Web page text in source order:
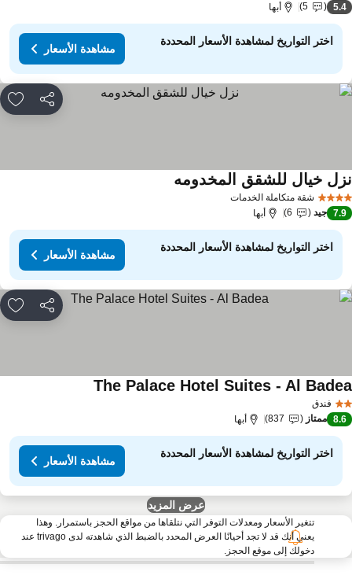
5.4
5 أبها
اختر التواريخ لمشاهدة الأسعار المحددة
مشاهدة الأسعار
مشاركة
شقة متكاملة الخدمات
خيال للشقق المخدومهمشاهدة الأسعار
7.9 جيد 6 أبها
اختر التواريخ لمشاهدة الأسعار المحددة
مشاهدة الأسعار
مشاركة
فندق
The Palace Hotel Suites - Alمشاهدة الأسعار
8.6 ممتاز 837 أبها
اختر التواريخ لمشاهدة الأسعار المحددة
مشاهدة الأسعار
عرض المزيد
تتغير الأسعار ومعدلات التوفر التي نتلقاها من مواقع الحجز باستمرار. وهذا
يعني أنك قد لا تجد أحيانًا العرض المحدد بالضبط الذي شاهدته لدى trivago عند
دخولك إلى موقع الحجز.